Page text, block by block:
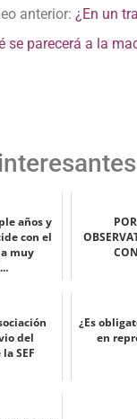
anterior: ¿En un
se parecerá a la
años y
con el
muy
del
SEF
¿Es
en